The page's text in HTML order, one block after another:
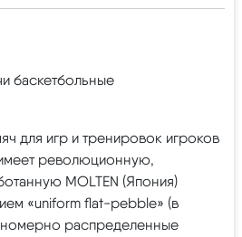
баскетбольные
для игр и тренировок игроков
революционную,
MOLTEN (Япония)
«uniform flat-pebble» (в
распределенные